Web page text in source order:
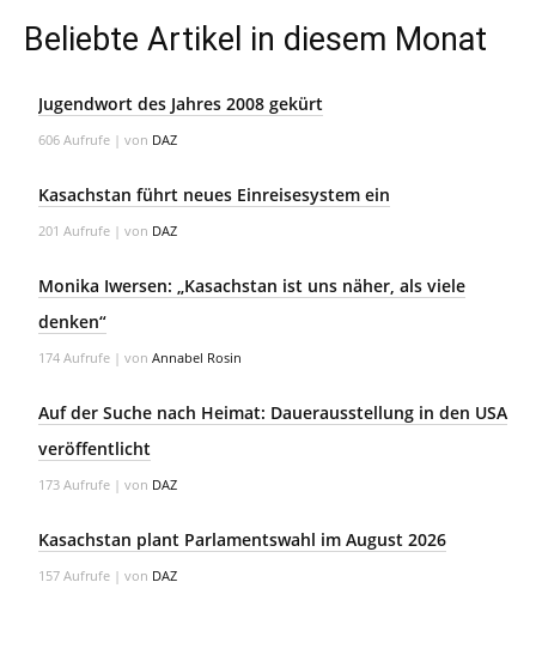
Beliebte Artikel in diesem Monat
Jugendwort des Jahres 2008 gekürt
606 Aufrufe | von DAZ
Kasachstan führt neues Einreisesystem ein
201 Aufrufe | von DAZ
Monika Iwersen: „Kasachstan ist uns näher, als viele
denken“
174 Aufrufe | von Annabel Rosin
Auf der Suche nach Heimat: Dauerausstellung in den USA
veröffentlicht
173 Aufrufe | von DAZ
Kasachstan plant Parlamentswahl im August 2026
157 Aufrufe | von DAZ